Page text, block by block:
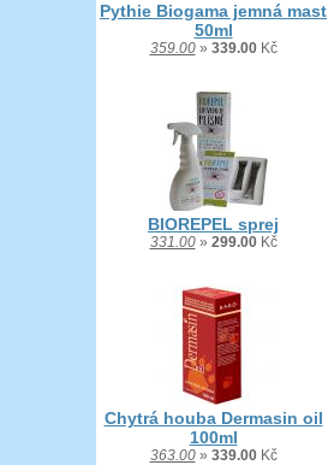
Pythie Biogama jemná mast
50ml
359.00» 339.00Kč
BIOREPEL sprej
331.00» 299.00Kč
Chytrá houba Dermasin oil
100ml
363.00» 339.00Kč